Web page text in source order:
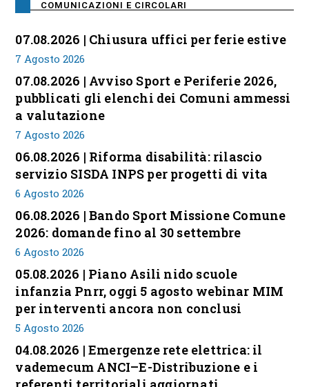
COMUNICAZIONI E CIRCOLARI
07.08.2026 | Chiusura uffici per ferie estive
7 Agosto 2026
07.08.2026 | Avviso Sport e Periferie 2026,
pubblicati gli elenchi dei Comuni ammessi
a valutazione
7 Agosto 2026
06.08.2026 | Riforma disabilità: rilascio
servizio SISDA INPS per progetti di vita
6 Agosto 2026
06.08.2026 | Bando Sport Missione Comune
2026: domande fino al 30 settembre
6 Agosto 2026
05.08.2026 | Piano Asili nido scuole
infanzia Pnrr, oggi 5 agosto webinar MIM
per interventi ancora non conclusi
5 Agosto 2026
04.08.2026 | Emergenze rete elettrica: il
vademecum ANCI–E-Distribuzione e i